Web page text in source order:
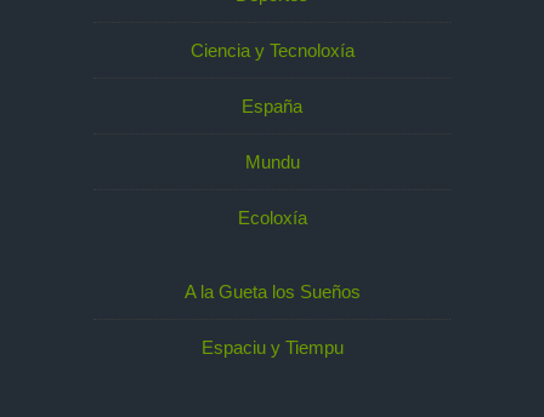
Ciencia y Tecnoloxía
España
Mundu
Ecoloxía
A la Gueta los Sueños
Espaciu y Tiempu